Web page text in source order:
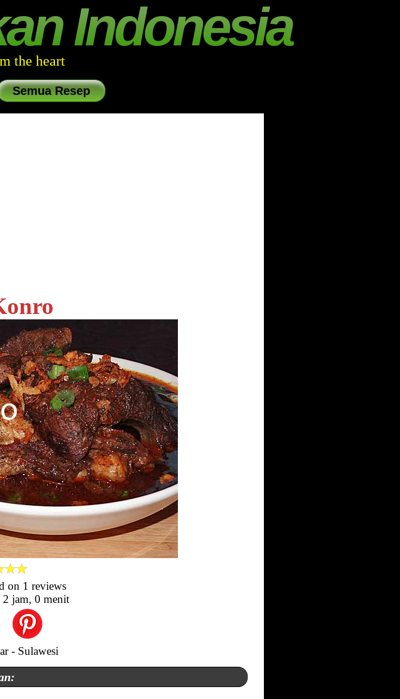
Indonesia
the heart
Semua Resep
on 1 reviews
2 jam, 0 menit
- Sulawesi